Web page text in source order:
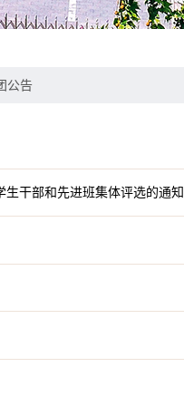
公告
生干部和先进班集体评选的通知